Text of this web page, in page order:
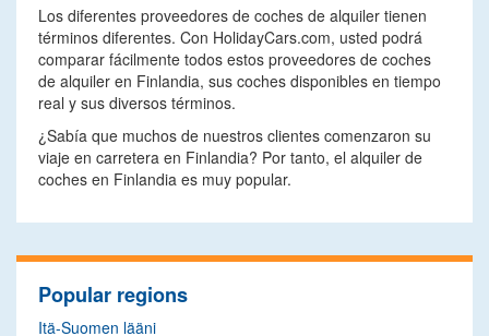
Los diferentes proveedores de coches de alquiler tienen
términos diferentes. Con HolidayCars.com, usted podrá
comparar fácilmente todos estos proveedores de coches
de alquiler en Finlandia, sus coches disponibles en tiempo
real y sus diversos términos.
¿Sabía que muchos de nuestros clientes comenzaron su
viaje en carretera en Finlandia? Por tanto, el alquiler de
coches en Finlandia es muy popular.
Popular regions
Itä-Suomen lääni